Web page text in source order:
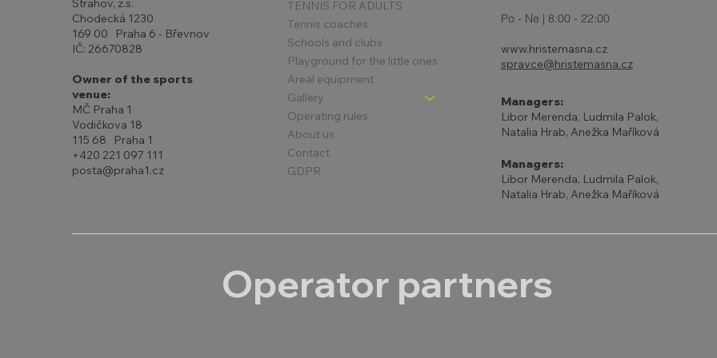
Strahov, z.s.
Chodecká 1230
169 00 Praha 6 - Břevnov
IČ: 26670828
Owner of the sports
venue:
MČ Praha 1
Vodičkova 18
115 68 Praha 1
+420 221 097 111
posta@praha1.cz
TENNIS FOR ADULTS
Tennis coaches
Schools and clubs
Playground for the little ones
Areal equipment
Gallery
Operating rules
About us
Contact
GDPR
Po - Ne | 8:00 - 22:00
www.hristemasna.cz
spravce@hristemasna.cz
Managers:
Libor Merenda, Ludmila Palok,
Natalia Hrab, Anežka Maříková
Managers:
Libor Merenda, Ludmila Palok,
Natalia Hrab, Anežka Maříková
Operator partners